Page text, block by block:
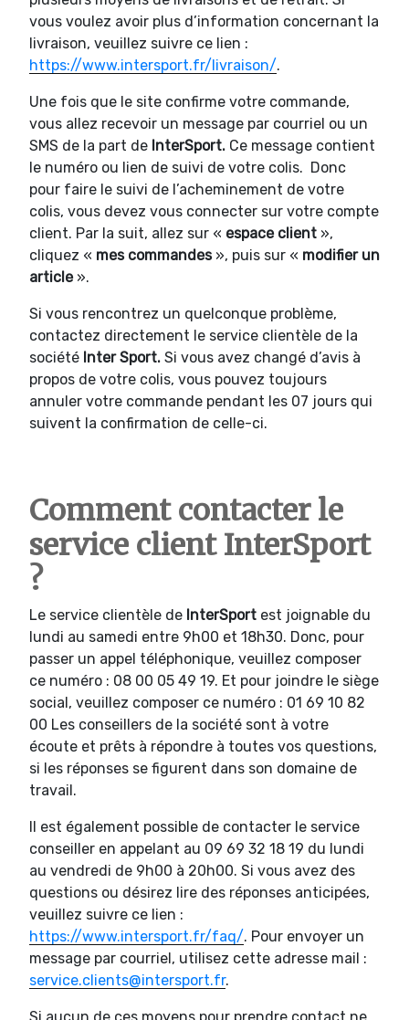
vous voulez avoir plus d’information concernant la
livraison, veuillez suivre ce lien :
https://www.intersport.fr/livraison/.
Une fois que le site confirme votre commande,
vous allez recevoir un message par courriel ou un
SMS de la part de InterSport. Ce message contient
le numéro ou lien de suivi de votre colis. Donc
pour faire le suivi de l’acheminement de votre
colis, vous devez vous connecter sur votre compte
client. Par la suit, allez sur « espace client »,
cliquez « mes commandes», puis sur « modifier un
article».
Si vous rencontrez un quelconque problème,
contactez directement le service clientèle de la
société Inter Sport. Si vous avez changé d’avis à
propos de votre colis, vous pouvez toujours
annuler votre commande pendant les 07 jours qui
suivent la confirmation de celle-ci.
Comment contacter le
service client InterSport
?
Le service clientèle de InterSport est joignable du
lundi au samedi entre 9h00 et 18h30. Donc, pour
passer un appel téléphonique, veuillez composer
ce numéro : 08 00 05 49 19. Et pour joindre le siège
social, veuillez composer ce numéro : 01 69 10 82
00 Les conseillers de la société sont à votre
écoute et prêts à répondre à toutes vos questions,
si les réponses se figurent dans son domaine de
travail.
Il est également possible de contacter le service
conseiller en appelant au 09 69 32 18 19 du lundi
au vendredi de 9h00 à 20h00. Si vous avez des
questions ou désirez lire des réponses anticipées,
veuillez suivre ce lien :
https://www.intersport.fr/faq/. Pour envoyer un
message par courriel, utilisez cette adresse mail :
service.clients@intersport.fr.